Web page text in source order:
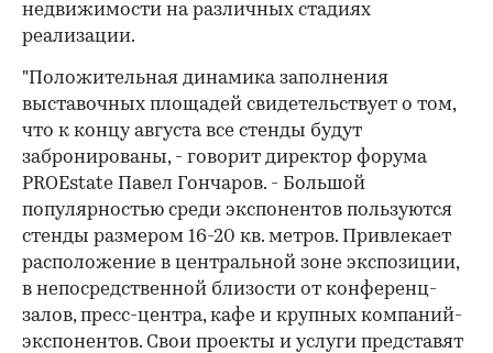
недвижимости на различных стадиях
реализации.
"Положительная динамика заполнения
выставочных площадей свидетельствует о том,
что к концу августа все стенды будут
забронированы, - говорит директор форума
PROEstate Павел Гончаров. - Большой
популярностью среди экспонентов пользуются
стенды размером 16-20 кв. метров. Привлекает
расположение в центральной зоне экспозиции,
в непосредственной близости от конференц-
залов, пресс-центра, кафе и крупных компаний-
экспонентов. Свои проекты и услуги представят